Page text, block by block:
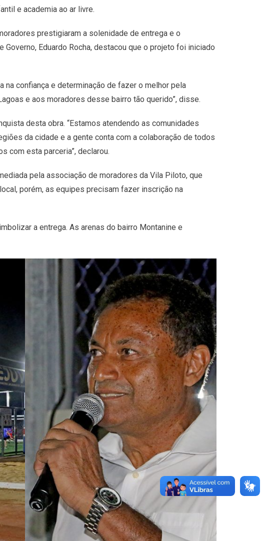
e academia ao ar livre.
prestigiaram a solenidade de entrega e o
Eduardo Rocha, destacou que o projeto foi iniciado
confiança e determinação de fazer o melhor pela
e aos moradores desse bairro tão querido”, disse.
desta obra. “Estamos atendendo as comunidades
da cidade e a gente conta com a colaboração de todos
com esta parceria”, declarou.
pela associação de moradores da Vila Piloto, que
porém, as equipes precisam fazer inscrição na
a entrega. As arenas do bairro Montanine e